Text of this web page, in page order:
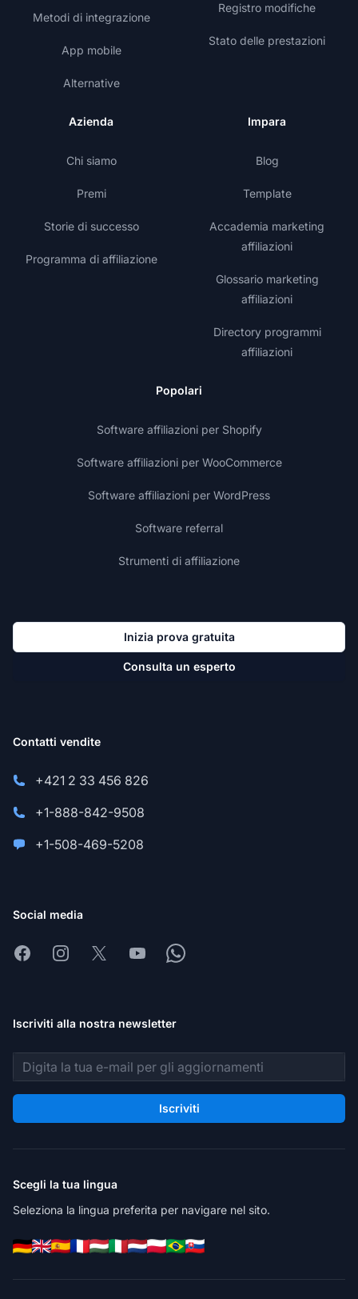
Metodi di integrazione
App mobile
Alternative
Registro modifiche
Stato delle prestazioni
Azienda
Chi siamo
Premi
Storie di successo
Programma di affiliazione
Impara
Blog
Template
Accademia marketing
affiliazioni
Glossario marketing
affiliazioni
Directory programmi
affiliazioni
Popolari
Software affiliazioni per Shopify
Software affiliazioni per WooCommerce
Software affiliazioni per WordPress
Software referral
Strumenti di affiliazione
Inizia prova gratuita
Consulta un esperto
Contatti vendite
+421 2 33 456 826
+1-888-842-9508
+1-508-469-5208
Social media
FacebookInstagram
X YoutubeWhatsapp
Iscriviti alla nostra newsletter
Indirizzo email
Iscriviti
Scegli la tua lingua
Seleziona la lingua preferita per navigare nel sito.